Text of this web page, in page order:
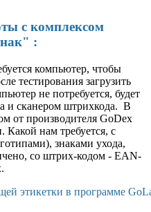
с комплексом
:
компьютер, чтобы
тестирования загрузить
не потребуется, будет
и сканером штрихкода. В
от производителя GoDex
Какой нам требуется, с
знаками ухода,
со штрих-кодом - EAN-